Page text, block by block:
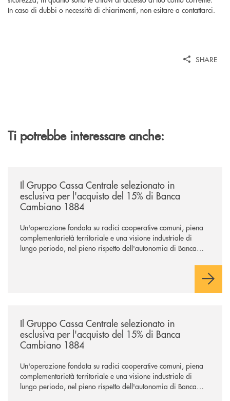
In caso di dubbi o necessità di chiarimenti, non esitare a contattarci.
SHARE
Ti potrebbe interessare anche:
Il Gruppo Cassa Centrale selezionato in
esclusiva per l'acquisto del 15% di Banca
Cambiano 1884
Un'operazione fondata su radici cooperative comuni, piena
complementarietà territoriale e una visione industriale di
lungo periodo, nel pieno rispetto dell'autonomia di Banca
negoziazione esclusiva per la finalizzazione dell’operazione.
Il Gruppo Cassa Centrale selezionato in
esclusiva per l'acquisto del 15% di Banca
Cambiano 1884
Un'operazione fondata su radici cooperative comuni, piena
complementarietà territoriale e una visione industriale di
lungo periodo, nel pieno rispetto dell'autonomia di Banca